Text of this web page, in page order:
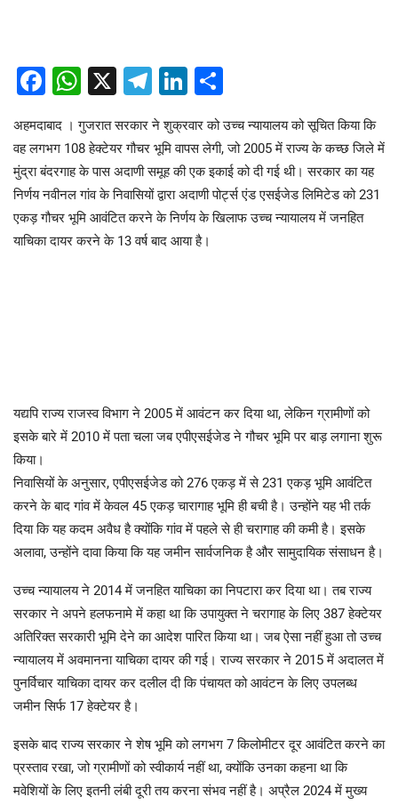
Facebook
WhatsApp
X Telegram
LinkedIn
अहमदाबाद । गुजरात सरकार ने शुक्रवार को उच्च न्यायालय को सूचित किया कि
वह लगभग 108 हेक्टेयर गौचर भूमि वापस लेगी, जो 2005 में राज्य के कच्छ जिले में
मुंद्रा बंदरगाह के पास अदाणी समूह की एक इकाई को दी गई थी। सरकार का यह
निर्णय नवीनल गांव के निवासियों द्वारा अदाणी पोर्ट्स एंड एसईजेड लिमिटेड को 231
एकड़ गौचर भूमि आवंटित करने के निर्णय के खिलाफ उच्च न्यायालय में जनहित
याचिका दायर करने के 13 वर्ष बाद आया है।
यद्यपि राज्य राजस्व विभाग ने 2005 में आवंटन कर दिया था, लेकिन ग्रामीणों को
इसके बारे में 2010 में पता चला जब एपीएसईजेड ने गौचर भूमि पर बाड़ लगाना शुरू
किया।
निवासियों के अनुसार, एपीएसईजेड को 276 एकड़ में से 231 एकड़ भूमि आवंटित
करने के बाद गांव में केवल 45 एकड़ चारागाह भूमि ही बची है। उन्होंने यह भी तर्क
दिया कि यह कदम अवैध है क्योंकि गांव में पहले से ही चरागाह की कमी है। इसके
अलावा, उन्होंने दावा किया कि यह जमीन सार्वजनिक है और सामुदायिक संसाधन है।
उच्च न्यायालय ने 2014 में जनहित याचिका का निपटारा कर दिया था। तब राज्य
सरकार ने अपने हलफनामे में कहा था कि उपायुक्त ने चरागाह के लिए 387 हेक्टेयर
अतिरिक्त सरकारी भूमि देने का आदेश पारित किया था। जब ऐसा नहीं हुआ तो उच्च
न्यायालय में अवमानना याचिका दायर की गई। राज्य सरकार ने 2015 में अदालत में
पुनर्विचार याचिका दायर कर दलील दी कि पंचायत को आवंटन के लिए उपलब्ध
जमीन सिर्फ 17 हेक्टेयर है।
इसके बाद राज्य सरकार ने शेष भूमि को लगभग 7 किलोमीटर दूर आवंटित करने का
प्रस्ताव रखा, जो ग्रामीणों को स्वीकार्य नहीं था, क्योंकि उनका कहना था कि
मवेशियों के लिए इतनी लंबी दूरी तय करना संभव नहीं है। अप्रैल 2024 में मुख्य